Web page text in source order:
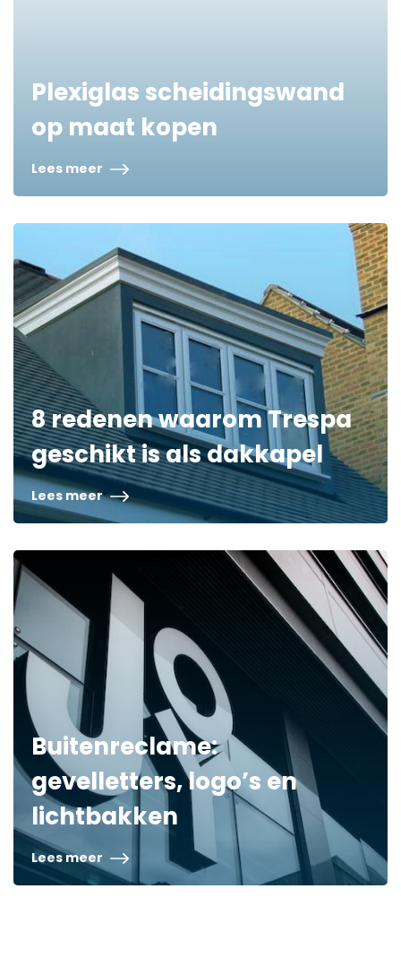
Plexiglas scheidingswand
op maat kopen
Lees meer
8 redenen waarom Trespa
geschikt is als dakkapel
Lees meer
Buitenreclame:
gevelletters, logo’s en
lichtbakken
Lees meer